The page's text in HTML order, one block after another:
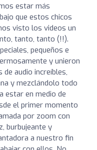
estar más
que estos chicos
visto los videos un
tanto, tanto (!!).
pequeños e
y unieron
de audio increíbles,
y mezclándolo todo
estar en medio de
el primer momento
por zoom con
burbujeante y
a nuestro fin